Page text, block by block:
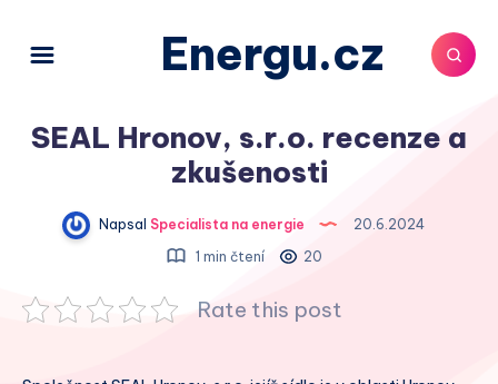
Energu.cz
SEAL Hronov, s.r.o. recenze a
zkušenosti
Napsal Specialista na energie
20.6.2024
1 min čtení
20
Rate this post